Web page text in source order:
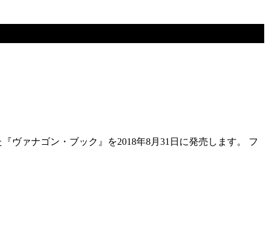
ヴァナゴン・ブック』を2018年8月31日に発売します。 フ